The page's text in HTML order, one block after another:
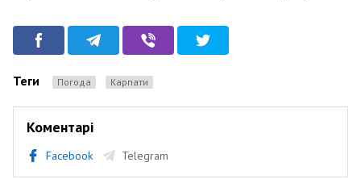
Теги Погода Карпати
Коментарі
Facebook Telegram